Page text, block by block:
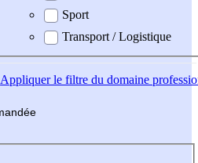
Sport
Transport / Logistique
Appliquerle filtre du domaine